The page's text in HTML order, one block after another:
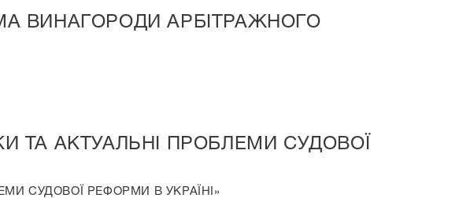
ВИНАГОРОДИ АРБІТРАЖНОГО
ТА АКТУАЛЬНІ ПРОБЛЕМИ СУДОВОЇ
СУДОВОЇ РЕФОРМИ В УКРАЇНІ»